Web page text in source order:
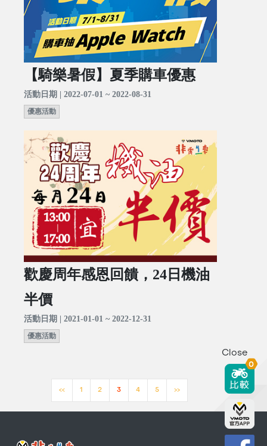
【騎樂暑假】夏季購車優惠
活動日期 | 2022-07-01 ~ 2022-08-31
優惠活動
歡慶周年感恩回饋，24日機油
半價
活動日期 | 2021-01-01 ~ 2022-12-31
優惠活動
<< 1 2 3 4 5 >>
Close
0